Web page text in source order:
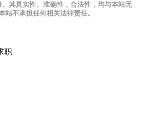
其真实性、准确性，合法性，均与本站无
站不承担任何相关法律责任。
职